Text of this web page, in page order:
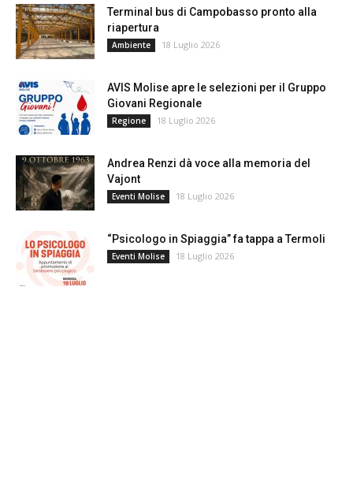
Terminal bus di Campobasso pronto alla
riapertura
Ambiente 18 Luglio 2026
AVIS Molise apre le selezioni per il Gruppo
Giovani Regionale
Regione 18 Luglio 2026
Andrea Renzi dà voce alla memoria del
Vajont
Eventi Molise 18 Luglio 2026
“Psicologo in Spiaggia” fa tappa a Termoli
Eventi Molise 18 Luglio 2026